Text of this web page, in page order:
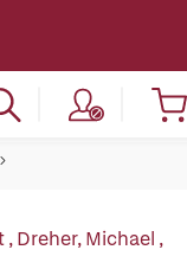
,Dreher, Michael ,